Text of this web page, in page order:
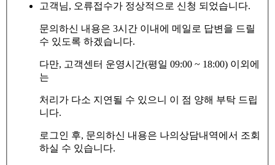
고객님, 오류접수가 정상적으로 신청 되었습니다.
문의하신 내용은 3시간 이내에 메일로 답변을 드릴
수 있도록 하겠습니다.
다만, 고객센터 운영시간(평일 09:00 ~ 18:00) 이외에
는
처리가 다소 지연될 수 있으니 이 점 양해 부탁 드립
니다.
로그인 후, 문의하신 내용은 나의상담내역에서 조회
하실 수 있습니다.